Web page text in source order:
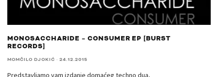
MONOSACCHARIDE – CONSUMER EP [BURST
RECORDS]
MOMČILO DJOKIĆ · 24.12.2015
Predstavljamo vam izdanje domaćeg techno dua,